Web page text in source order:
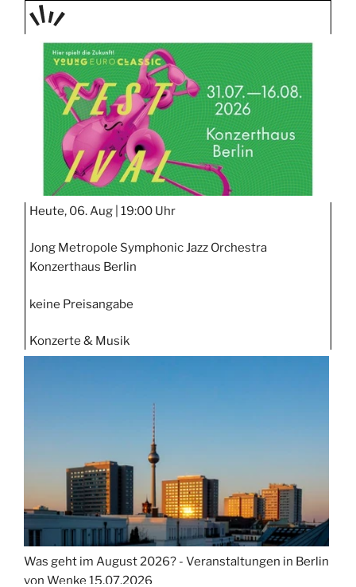
TAGE
STIPP
Heute, 06. Aug | 19:00 Uhr
Jong Metropole Symphonic Jazz Orchestra
Konzerthaus Berlin
keine Preisangabe
Konzerte & Musik
Was geht im August 2026? - Veranstaltungen in Berlin
von Wenke 15.07.2026